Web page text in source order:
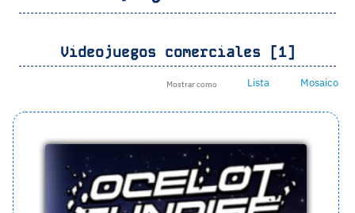
Videojuegos comerciales [1]
Mostrar como Lista Mosaico